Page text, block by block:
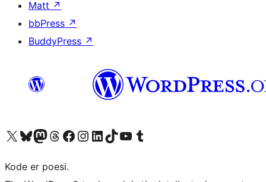
Matt ↗
bbPress ↗
BuddyPress ↗
Besøk vår konto på X Visit our Bluesky account
Besøk vår Mastodon-konto
Visit our Threads account
Besøk vår Facebook-sideBesøk vår Instagram-konto
Besøk vår LinkedIn-konto
Visit our TikTok account
Visit our YouTube channel
Visit our Tumblr account
Kode er poesi.